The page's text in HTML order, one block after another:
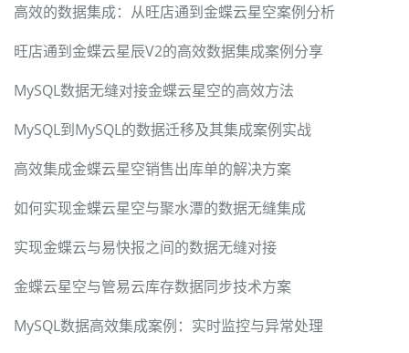
高效的数据集成：从旺店通到金蝶云星空案例分析
旺店通到金蝶云星辰V2的高效数据集成案例分享
MySQL数据无缝对接金蝶云星空的高效方法
MySQL到MySQL的数据迁移及其集成案例实战
高效集成金蝶云星空销售出库单的解决方案
如何实现金蝶云星空与聚水潭的数据无缝集成
实现金蝶云与易快报之间的数据无缝对接
金蝶云星空与管易云库存数据同步技术方案
MySQL数据高效集成案例：实时监控与异常处理